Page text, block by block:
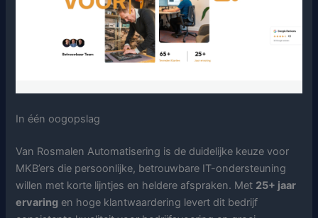
In één oogopslag
Van Rosmalen Automatisering is de duidelijke keuze voor
MKB’ers die persoonlijke, betrouwbare IT-ondersteuning
willen met korte lijntjes en heldere afspraken. Met 25+ jaar
ervaring en hoge klantwaardering levert dit bedrijf